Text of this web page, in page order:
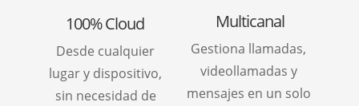
100% Cloud
Desde cualquier
lugar y dispositivo,
sin necesidad de
Multicanal
Gestiona llamadas,
videollamadas y
mensajes en un solo